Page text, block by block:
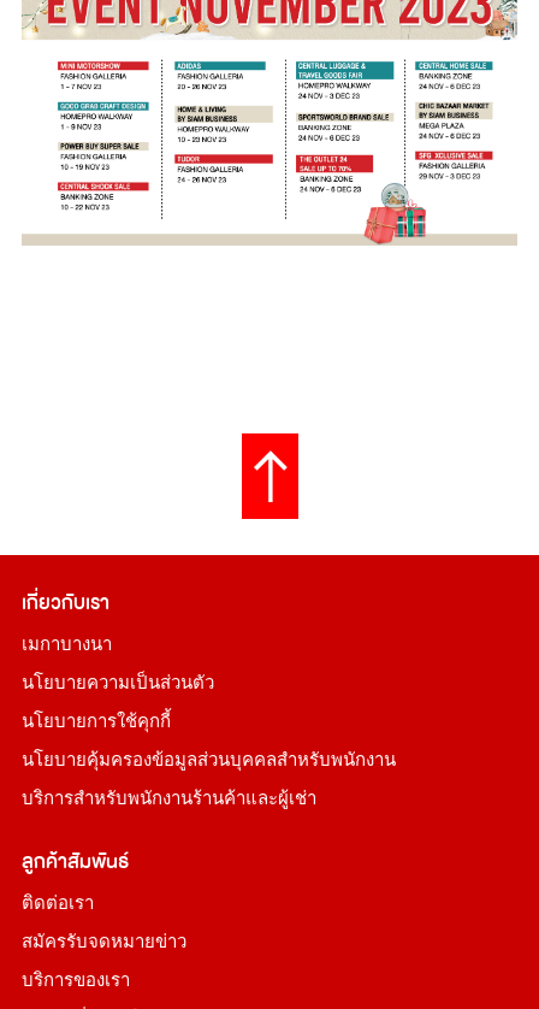
เกี่ยวกับเรา
เมกาบางนา
นโยบายความเป็นส่วนตัว
นโยบายการใช้คุกกี้
นโยบายคุ้มครองข้อมูลส่วนบุคคลสำหรับพนักงาน
บริการสำหรับพนักงานร้านค้าและผู้เช่า
ลูกค้าสัมพันธ์
ติดต่อเรา
สมัครรับจดหมายข่าว
บริการของเรา